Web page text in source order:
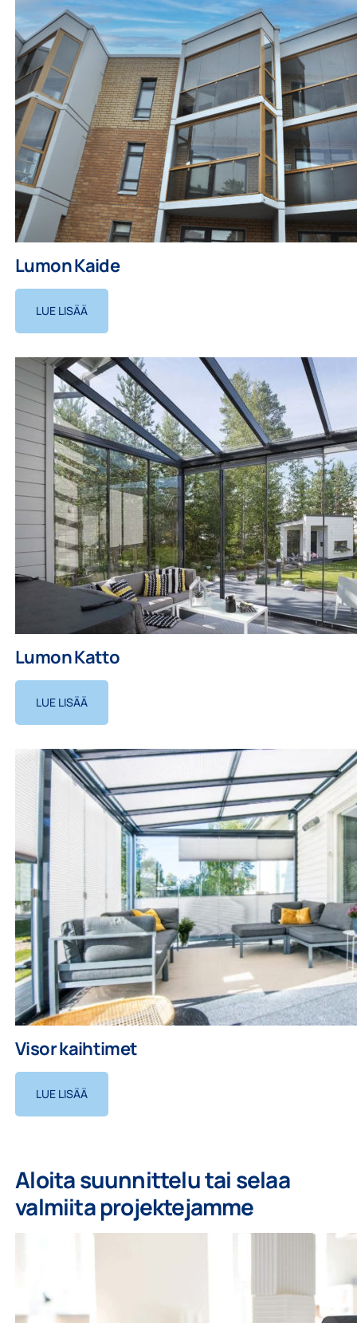
Lumon Kaide
LUE LISÄÄ
Lumon Katto
LUE LISÄÄ
Visor kaihtimet
LUE LISÄÄ
Aloita suunnittelu tai selaa
valmiita projektejamme